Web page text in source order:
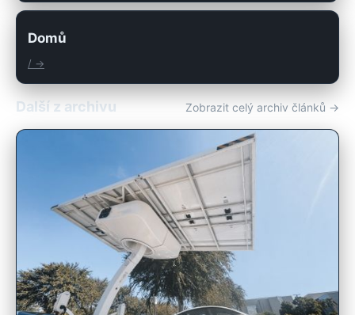
Domů
/ →
Další z archivu Zobrazit celý archiv článků →